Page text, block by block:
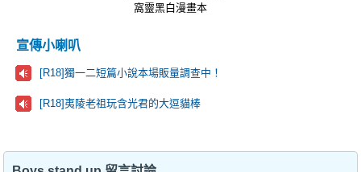
窩靈黑白漫畫本
宣傳小喇叭
[R18]獨一二短篇小說本場販量調查中！
[R18]夷陵老祖玩含光君的大逗貓棒